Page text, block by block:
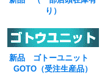
り）
新品 ゴトーユニット
GOTO（受注生産品）